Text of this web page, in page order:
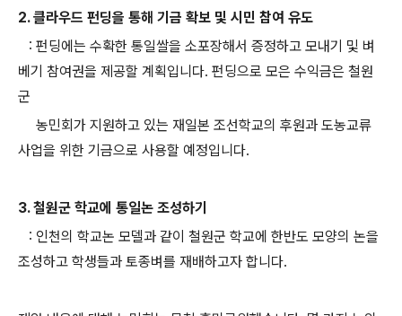
2. 클라우드 펀딩을 통해 기금 확보 및 시민 참여 유도
: 펀딩에는 수확한 통일쌀을 소포장해서 증정하고 모내기 및 벼
베기 참여권을 제공할 계획입니다. 펀딩으로 모은 수익금은 철원
군
농민회가 지원하고 있는 재일본 조선학교의 후원과 도농교류
사업을 위한 기금으로 사용할 예정입니다.
3. 철원군 학교에 통일논 조성하기
: 인천의 학교논 모델과 같이 철원군 학교에 한반도 모양의 논을
조성하고 학생들과 토종벼를 재배하고자 합니다.